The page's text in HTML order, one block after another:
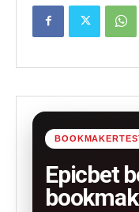
Epicbet